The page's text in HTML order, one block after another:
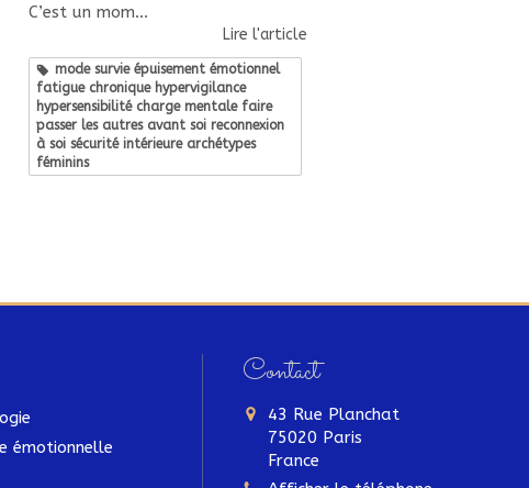
C’est un mom...
Lire l'article
mode survie épuisement émotionnel
fatigue chronique hypervigilance
hypersensibilité charge mentale faire
passer les autres avant soi reconnexion
à soi sécurité intérieure archétypes
féminins
émotionnelle
Contact
43 Rue Planchat
75020 Paris
France